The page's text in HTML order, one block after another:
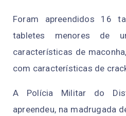
Foram apreendidos 16
tabletes menores de
características de
com características de
A Polícia Militar do
apreendeu, na madrugada